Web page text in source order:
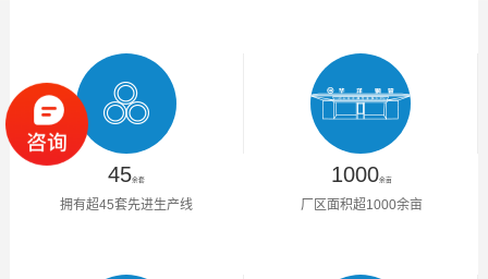
45余套
拥有超45套先进生产线
1000余亩
厂区面积超1000余亩